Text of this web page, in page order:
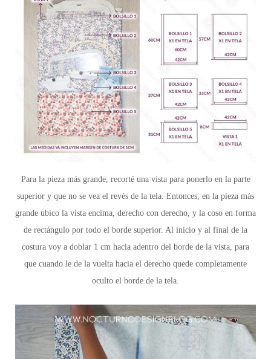
Para la pieza más grande, recorté una vista para ponerlo en la parte
superior y que no se vea el revés de la tela. Entonces, en la pieza más
grande ubico la vista encima, derecho con derecho, y la coso en forma
de rectángulo por todo el borde superior. Al inicio y al final de la
costura voy a doblar 1 cm hacia adentro del borde de la vista, para
que cuando le de la vuelta hacia el derecho quede completamente
oculto el borde de la tela.